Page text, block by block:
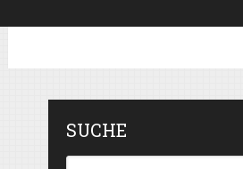
SUCHE